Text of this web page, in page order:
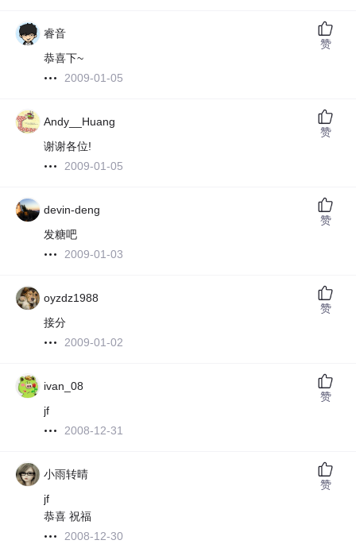
睿音
恭喜下~
2009-01-05
赞
Andy__Huang
谢谢各位!
2009-01-05
赞
devin-deng
发糖吧
2009-01-03
赞
oyzdz1988
接分
2009-01-02
赞
ivan_08
jf
2008-12-31
赞
小雨转晴
jf
恭喜 祝福
2008-12-30
赞